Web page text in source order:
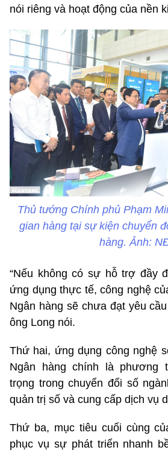
nói riêng và hoạt động của nền
Thủ tướng Chính phủ Phạm
gian hàng tại sự kiện chuyển
hàng. Ảnh:
“Nếu không có sự hỗ trợ đầy
ứng dụng thực tế, công nghệ
Ngân hàng sẽ chưa đạt yêu
ông Long nói.
Thứ hai, ứng dụng công nghệ
Ngân hàng chính là phương
trọng trong chuyển đổi số
quản trị số và cung cấp dịch vụ
Thứ ba, mục tiêu cuối cùng
phục vụ sự phát triển nhanh